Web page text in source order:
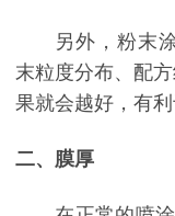
另外，粉末
末粒度分布、配
果就会越好，有利
二、膜厚